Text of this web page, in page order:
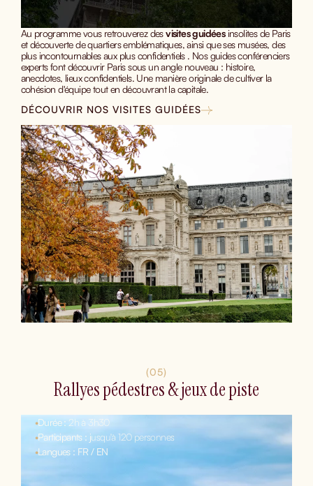
Au programme vous retrouverez desvisites guidéesinsolites de Paris
et découverte de quartiers emblématiques, ainsi que ses musées, des
plus incontournables aux plus confidentiels . Nos guides conférenciers
experts font découvrir Paris sous un angle nouveau : histoire,
anecdotes, lieux confidentiels. Une manière originale de cultiver la
cohésion d'équipe tout en découvrant la capitale.
DÉCOUVRIR NOS VISITES GUIDÉES
(05)
Rallyes pédestres & jeux de piste
•Durée : 2h à 3h30
•Participants : jusqu'à 120 personnes
•Langues : FR / EN